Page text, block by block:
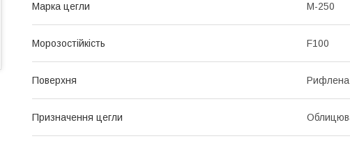
Марка цегли М-250
Морозостійкість F100
Поверхня Рифлена
Призначення цегли